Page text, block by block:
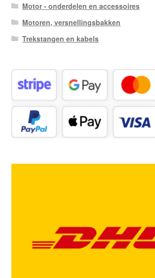
Motor - onderdelen en accessoires
Motoren, versnellingsbakken
Trekstangen en kabels